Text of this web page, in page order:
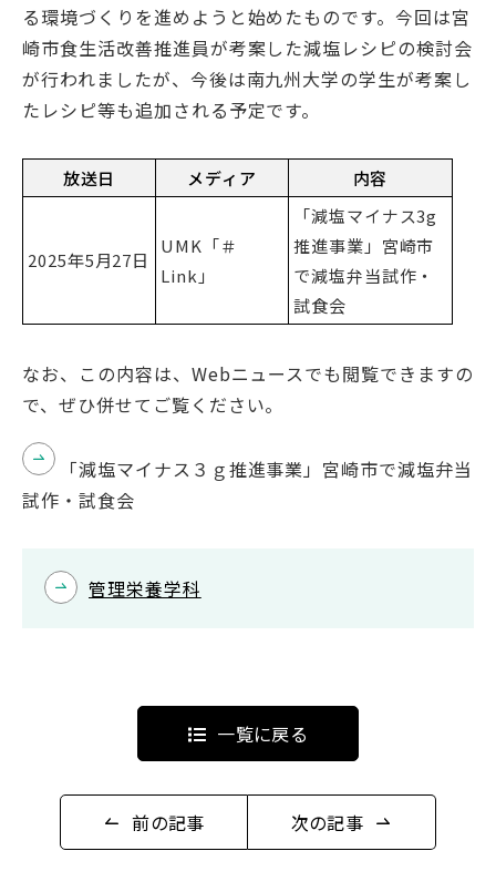
地域の方
南九州大学公式SNS
お問い合わせ
資料請求
寄附のお願い
個人情報保護方針
る環境づくりを進めようと始めたものです。今回は宮
崎市食生活改善推進員が考案した減塩レシピの検討会
が行われましたが、今後は南九州大学の学生が考案し
たレシピ等も追加される予定です。
放送日 メディア 内容
2025年5月27日
UMK「＃
Link」
「減塩マイナス3g
推進事業」宮崎市
で減塩弁当試作・
試食会
なお、この内容は、Webニュースでも閲覧できますの
で、ぜひ併せてご覧ください。
「減塩マイナス３ｇ推進事業」宮崎市で減塩弁当
試作・試食会
管理栄養学科
前の記事
一覧に戻る
次の記事